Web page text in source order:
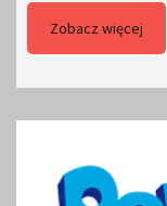
Zobacz więcej